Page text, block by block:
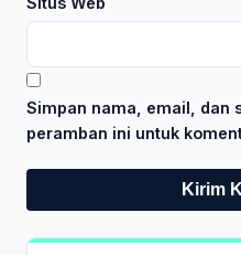
Simpan nama, email, dan
peramban ini untuk